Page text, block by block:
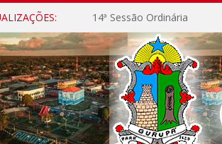
14ª Sessão Ordinária